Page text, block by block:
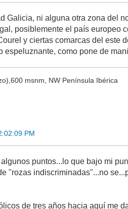
Galicia, ni alguna otra zona del
posiblemente el país europeo
y ciertas comarcas del este
espeluznante, como pone de
msnm, NW Península Ibérica
PM
puntos...lo que bajo mi
"rozas indiscriminadas"...no
de tres años hacia aquí me